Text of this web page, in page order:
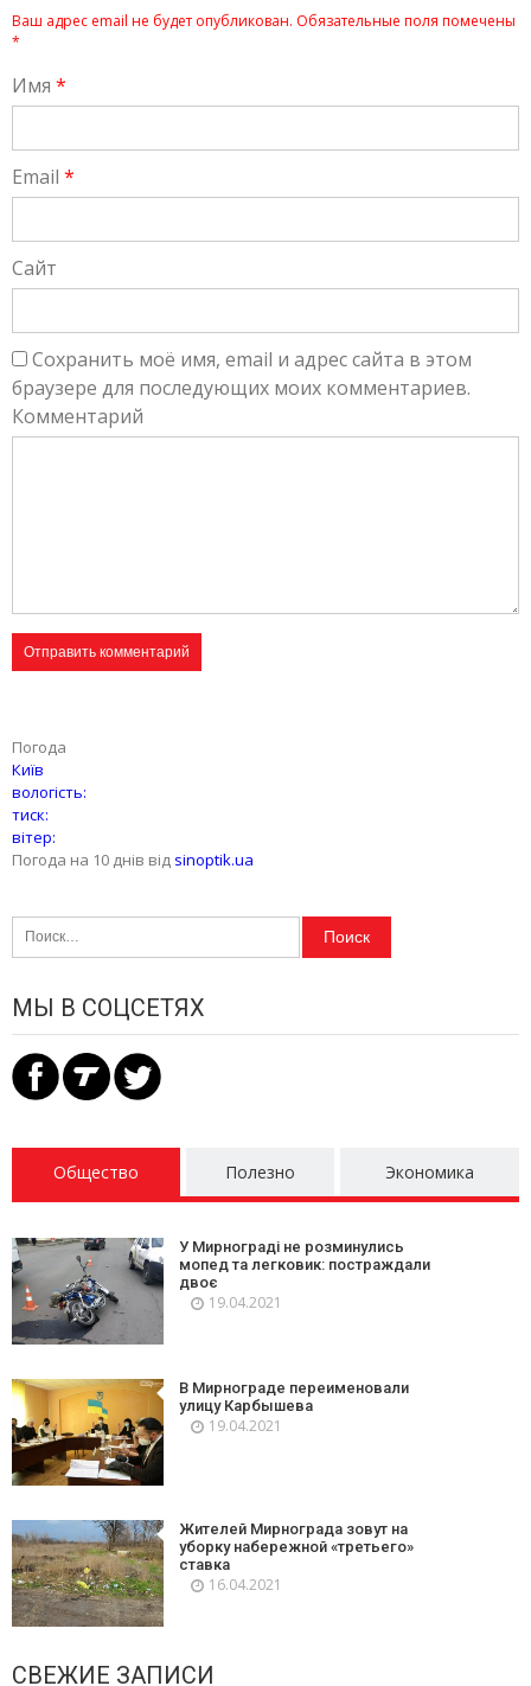
Ваш адрес email не будет опубликован. Обязательные поля помечены
*
Имя *
Email *
Сайт
Сохранить моё имя, email и адрес сайта в этом
браузере для последующих моих комментариев.
Комментарий
Погода
Київ
вологість:
тиск:
вітер:
Погода на 10 днів від sinoptik.ua
Найти:
МЫ В СОЦСЕТЯХ
Общество Полезно Экономика
У Мирнограді не розминулись
мопед та легковик: постраждали
двоє
19.04.2021
В Мирнограде переименовали
улицу Карбышева
19.04.2021
Жителей Мирнограда зовут на
уборку набережной «третьего»
ставка
16.04.2021
СВЕЖИЕ ЗАПИСИ